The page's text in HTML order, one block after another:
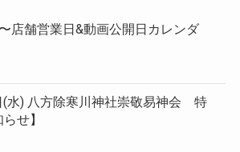
店舗営業日&動画公開日カレンダ
(水) 八方除寒川神社崇敬易神会 特
せ】